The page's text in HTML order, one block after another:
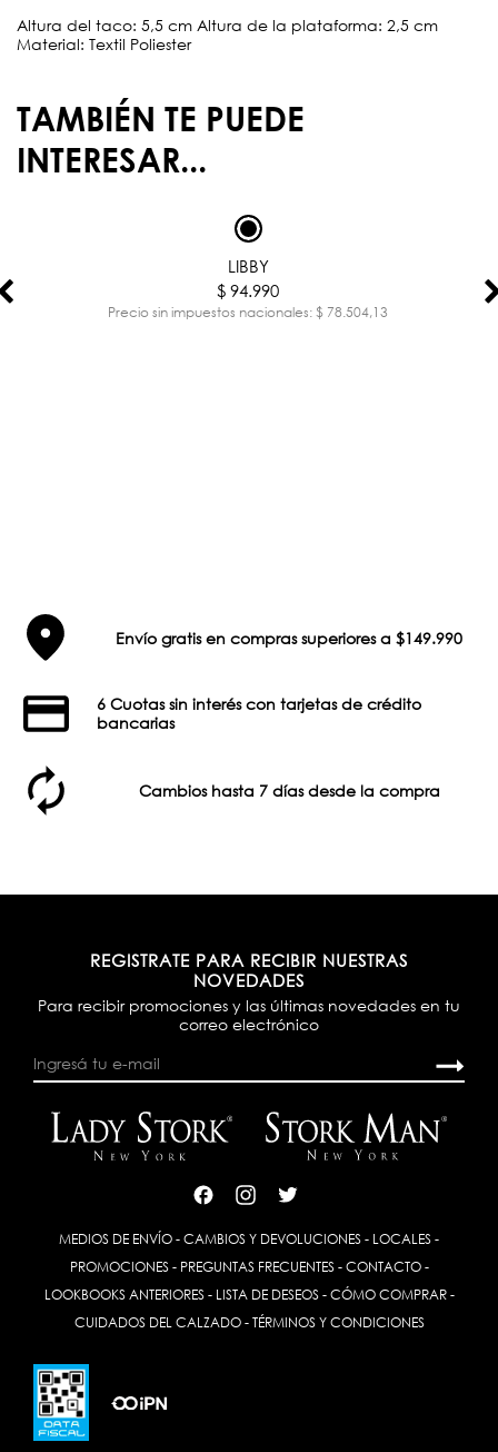
Altura del taco: 5,5 cm Altura de la plataforma: 2,5 cm
Material: Textil Poliester
TAMBIÉN TE PUEDE
INTERESAR...
LIBBY
$ 94.990
Precio sin impuestos nacionales: $ 78.504,13
Envío gratis en compras superiores a $149.990
6 Cuotas sin interés con tarjetas de crédito
bancarias
Cambios hasta 7 días desde la compra
REGISTRATE PARA RECIBIR NUESTRAS
NOVEDADES
Para recibir promociones y las últimas novedades en tu
correo electrónico
MEDIOS DE ENVÍO - CAMBIOS Y DEVOLUCIONES - LOCALES -
PROMOCIONES- PREGUNTAS FRECUENTES- CONTACTO-
LOOKBOOKS ANTERIORES- LISTA DE DESEOS- CÓMO COMPRAR-
CUIDADOS DEL CALZADO- TÉRMINOS Y CONDICIONES